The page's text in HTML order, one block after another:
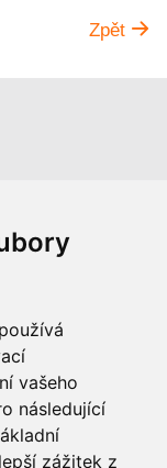
vašeho
následující
zážitek z
Zpět